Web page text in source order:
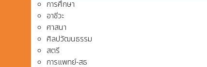
การศึกษา
อาชีวะ
ศาสนา
ศิลปวัฒนธรรม
สตรี
การแพทย์-สธ